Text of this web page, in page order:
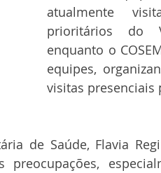
atualmente
prioritários do
enquanto o
equipes,
visitas presenciais
de Saúde, Flavia